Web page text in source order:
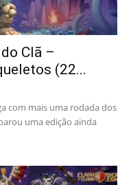
Clã –
(22...
com mais uma rodada dos
uma edição ainda